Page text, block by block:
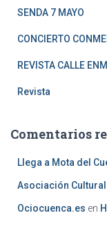
SENDA 7 MAYO
CONCIERTO
REVISTA CALLE
Revista
Comentarios
Llega a Mota del
Asociación Cultural
Ociocuenca.es en